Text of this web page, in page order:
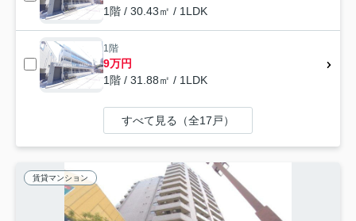
1階 / 30.43㎡ / 1LDK
1階
9万円
1階 / 31.88㎡ / 1LDK
すべて見る（全17戸）
賃貸マンション